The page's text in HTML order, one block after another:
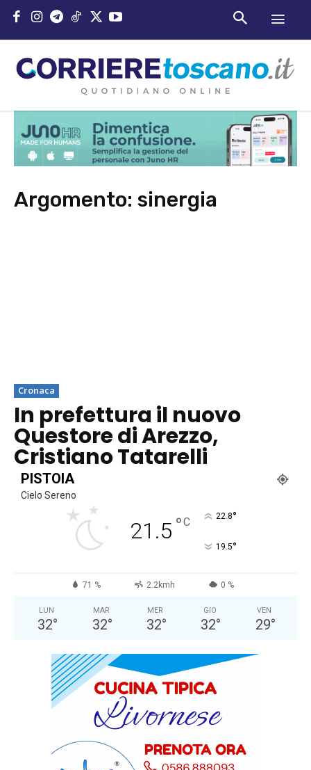
Argomento: sinergia
Cronaca
In prefettura il nuovo
Questore di Arezzo,
Cristiano Tatarelli
PISTOIA
Cielo Sereno
21.5 °C 22.8°
19.5°
71 % 2.2kmh 0 %
LUN
32°
MAR
32°
MER
32°
GIO
32°
VEN
29°